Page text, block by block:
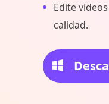
Edite
calidad.